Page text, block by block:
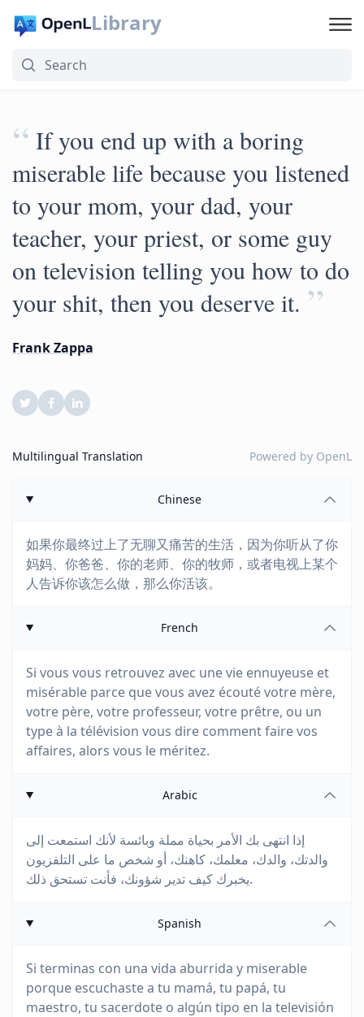
Library
“ If you end up with a boring
miserable life because you listened
to your mom, your dad, your
teacher, your priest, or some guy
on television telling you how to do
your shit, then you deserve it. ”
Frank Zappa
Multilingual Translation Powered by OpenL
Chinese
如果你最终过上了无聊又痛苦的生活，因为你听从了你
妈妈、你爸爸、你的老师、你的牧师，或者电视上某个
人告诉你该怎么做，那么你活该。
French
Si vous vous retrouvez avec une vie ennuyeuse et
misérable parce que vous avez écouté votre mère,
votre père, votre professeur, votre prêtre, ou un
type à la télévision vous dire comment faire vos
affaires, alors vous le méritez.
Arabic
إذا انتهى بك الأمر بحياة مملة وبائسة لأنك استمعت إلى
والدتك، والدك، معلمك، كاهنك، أو شخص ما على التلفزيون
يخبرك كيف تدير شؤونك، فأنت تستحق ذلك.
Spanish
Si terminas con una vida aburrida y miserable
porque escuchaste a tu mamá, tu papá, tu
maestro, tu sacerdote o algún tipo en la televisión